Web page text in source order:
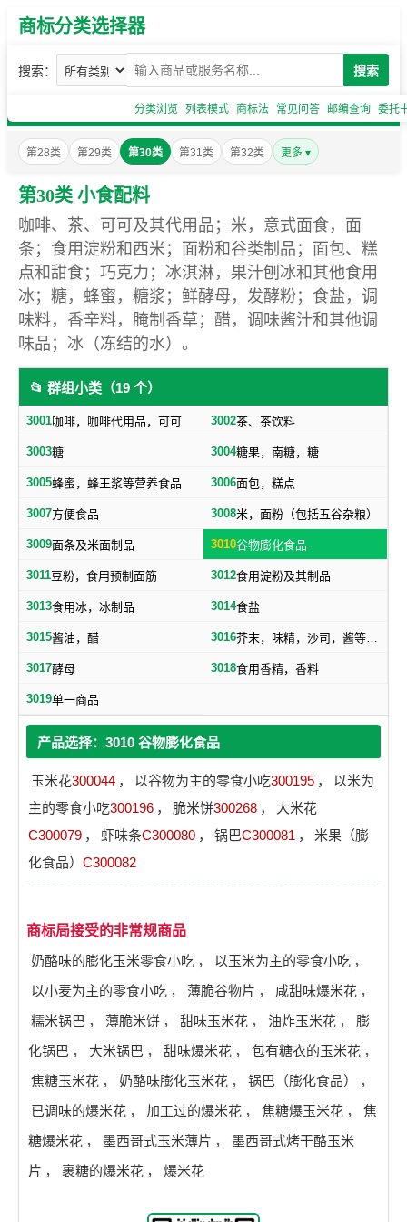
商标分类选择器
搜索： 搜索
分类浏览 列表模式 商标法 常见问答 邮编查询 委托
第28类 第29类 第30类 第31类 第32类 更多 ▾
第30类 小食配料
咖啡、茶、可可及其代用品；米，意式面食，面
条；食用淀粉和西米；面粉和谷类制品；面包、糕
点和甜食；巧克力；冰淇淋，果汁刨冰和其他食用
冰；糖，蜂蜜，糖浆；鲜酵母，发酵粉；食盐，调
味料，香辛料，腌制香草；醋，调味酱汁和其他调
味品；冰（冻结的水）。
📂 群组小类（19 个）
3001咖啡，咖啡代用品，可可 3002茶、茶饮料
3003糖 3004糖果，南糖，糖
3005蜂蜜，蜂王浆等营养食品 3006面包，糕点
3007方便食品 3008米，面粉（包括五谷杂粮）
3009面条及米面制品 3010谷物膨化食品
3011豆粉，食用预制面筋 3012食用淀粉及其制品
3013食用冰，冰制品 3014食盐
3015酱油，醋 3016 芥末，味精，沙司，酱等调味品
3017酵母 3018食用香精，香料
3019单一商品
产品选择：3010 谷物膨化食品
玉米花300044 ， 以谷物为主的零食小吃300195 ，
以米为
主的零食小吃300196 ， 脆米饼300268 ，
大米花
C300079 ， 虾味条C300080 ， 锅巴C300081 ，
米果（膨
化食品） C300082
商标局接受的非常规商品
奶酪味的膨化玉米零食小吃 ， 以玉米为主的零食小吃 ，
以小麦为主的零食小吃 ， 薄脆谷物片 ， 咸甜味爆米花 ，
糯米锅巴 ， 薄脆米饼 ， 甜味玉米花 ， 油炸玉米花 ，
膨
化锅巴 ， 大米锅巴 ， 甜味爆米花 ， 包有糖衣的玉米花 ，
焦糖玉米花 ， 奶酪味膨化玉米花 ， 锅巴（膨化食品）
，
已调味的爆米花 ， 加工过的爆米花 ， 焦糖爆玉米花 ，
焦
糖爆米花 ， 墨西哥式玉米薄片 ，
墨西哥式烤干酪玉米
片 ， 裹糖的爆米花 ， 爆米花